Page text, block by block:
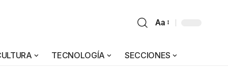
Aa
TECNOLOGÍA SECCIONES